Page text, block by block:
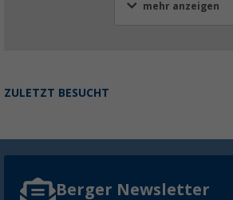
mehr anzeigen
ZULETZT BESUCHT
Berger Newsletter